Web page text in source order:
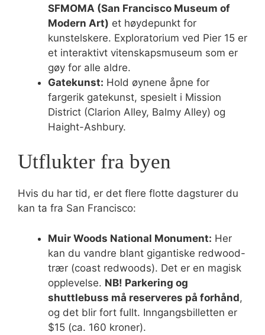
SFMOMA (San Francisco Museum of
Modern Art) et høydepunkt for
kunstelskere. Exploratorium ved Pier 15 er
et interaktivt vitenskapsmuseum som er
gøy for alle aldre.
Gatekunst: Hold øynene åpne for
fargerik gatekunst, spesielt i Mission
District (Clarion Alley, Balmy Alley) og
Haight-Ashbury.
Utflukter fra byen
Hvis du har tid, er det flere flotte dagsturer du
kan ta fra San Francisco:
Muir Woods National Monument: Her
kan du vandre blant gigantiske redwood-
trær (coast redwoods). Det er en magisk
opplevelse. NB! Parkering og
shuttlebuss må reserveres på forhånd,
og det blir fort fullt. Inngangsbilletten er
$15 (ca. 160 kroner).